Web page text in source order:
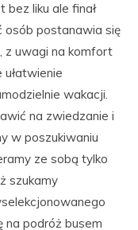
liku ale finał
osób postanawia się
z uwagi na komfort
wakacji.
na zwiedzanie i
w poszukiwaniu
ze sobą tylko
szukamy
na podróż busem